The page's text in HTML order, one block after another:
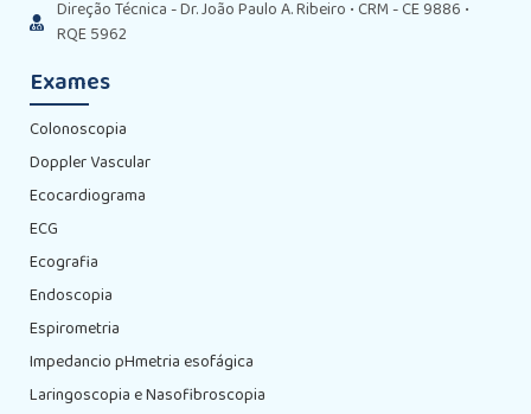
Direção Técnica - Dr. João Paulo A. Ribeiro • CRM - CE 9886 •
RQE 5962
Exames
Colonoscopia
Doppler Vascular
Ecocardiograma
ECG
Ecografia
Endoscopia
Espirometria
Impedancio pHmetria esofágica
Laringoscopia e Nasofibroscopia